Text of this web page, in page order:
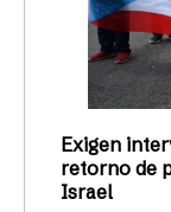
Exigen
retorno de
Israel